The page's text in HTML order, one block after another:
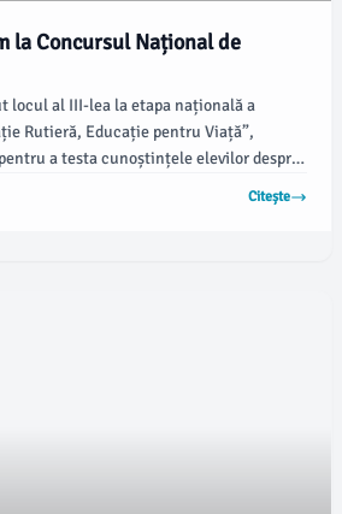
la Concursul Național de
locul al III-lea la etapa națională a
Rutieră, Educație pentru Viață”,
a testa cunoștințele elevilor despre
a reunit participanți din toată țara,
esențiale de observație și reacție în
Citește